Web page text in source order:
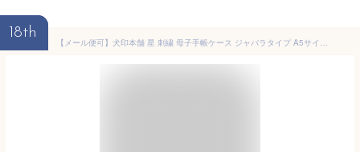
18th
【メール便可】犬印本舗 星 刺繍 母子手帳ケース ジャバラタイプ A5サイズ 対応 | おしゃれ ケース かわいい ジャバラ 大容量 妊娠祝い プレゼント 出産祝い ギフト マタニティ マタニティー 妊娠 妊婦 出産準備 出産 じゃばら ママ M L 保険証ケース 母子手帳